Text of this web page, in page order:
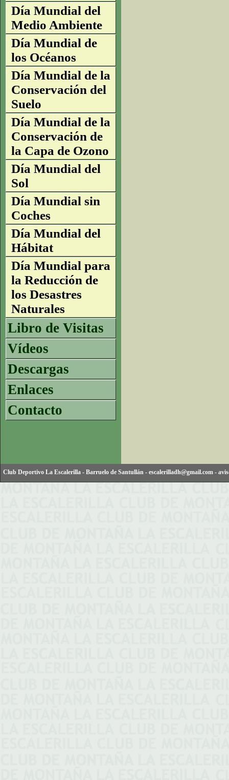
Día Mundial del
Medio Ambiente
Día Mundial de
los Océanos
Día Mundial de la
Conservación del
Suelo
Día Mundial de la
Conservación de
la Capa de Ozono
Día Mundial del
Sol
Día Mundial sin
Coches
Día Mundial del
Hábitat
Día Mundial para
la Reducción de
los Desastres
Naturales
Libro de Visitas
Vídeos
Descargas
Enlaces
Contacto
Club Deportivo La Escalerilla - Barruelo de Santullán - escalerilladh@gmail.com -